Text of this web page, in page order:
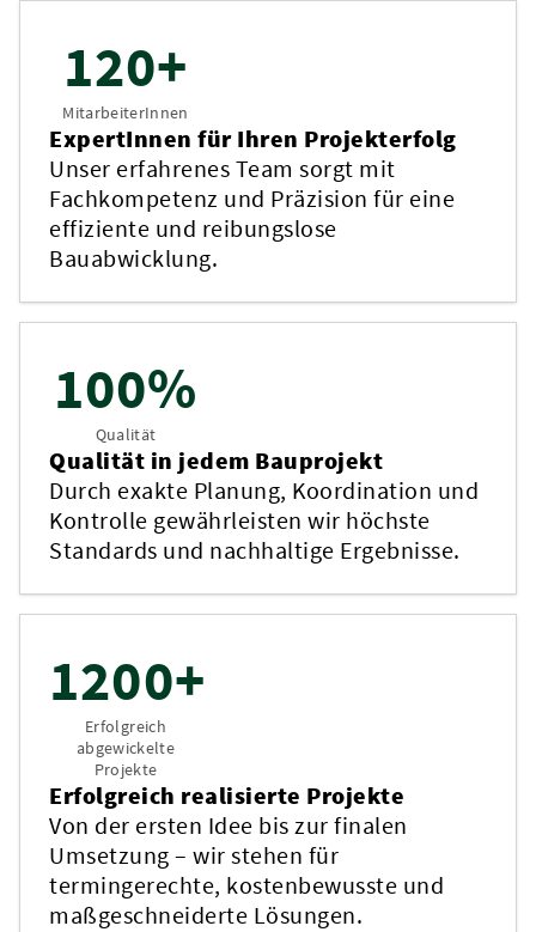
120+
MitarbeiterInnen
ExpertInnen für Ihren Projekterfolg
Unser erfahrenes Team sorgt mit
Fachkompetenz und Präzision für eine
effiziente und reibungslose
Bauabwicklung.
100%
Qualität
Qualität in jedem Bauprojekt
Durch exakte Planung, Koordination und
Kontrolle gewährleisten wir höchste
Standards und nachhaltige Ergebnisse.
1200+
Erfolgreich
abgewickelte
Projekte
Erfolgreich realisierte Projekte
Von der ersten Idee bis zur finalen
Umsetzung – wir stehen für
termingerechte, kostenbewusste und
maßgeschneiderte Lösungen.